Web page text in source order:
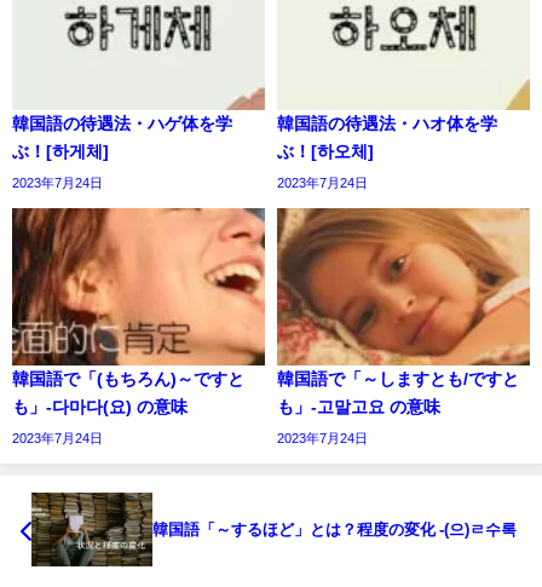
韓国語の待遇法・ハゲ体を学
ぶ！[하게체]
2023年7月24日
韓国語の待遇法・ハオ体を学
ぶ！[하오체]
2023年7月24日
韓国語で「(もちろん)～ですと
も」-다마다(요) の意味
2023年7月24日
韓国語で「～しますとも/ですと
も」-고말고요 の意味
2023年7月24日
韓国語「～するほど」とは？程度の変化 -(으)ㄹ수록